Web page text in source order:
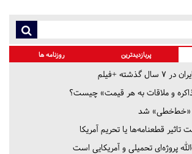
پربازدیدترین روزنامه ها
+فیلم
و ملاقات به هر قیمت» چیست؟
«خط‌خطی» شد
تاثیر قطعنامه‌ها یا تحریم‌ آمریکا
پروژه‌ای تحمیلی و آمریکایی است